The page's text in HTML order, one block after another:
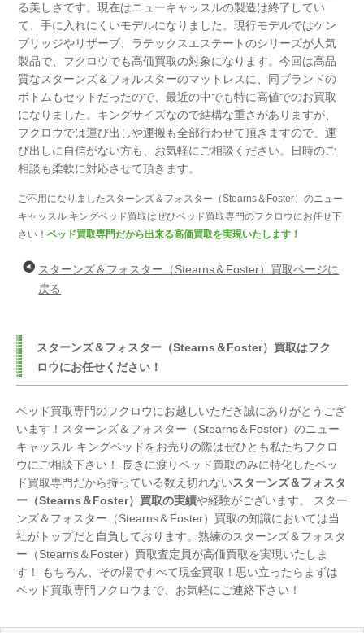
る美しさです。現在はニューキャッスルの製造は終了してい
て、手に入れにくいモデルになりました。現行モデルではケン
ブリッジやリザーブ、ラテックスエステートのシリーズが人気
製品で、 フクロウでも高価買取の対象になります。今回は高品
質なスターンズ＆フォルスターのマットレスに、同ブランドの
ボトムもセットだったので、最近の中でも特に高値でのお買取
になりました。 キングサイズなので結構な重さがありますが、
フクロウでは運び出しや運搬も全部行わせて頂きますので、運
び出しに自信がない方も、お気軽にご相談ください。 日時のご
相談も柔軟に対応させて頂きます。
ご不用になりましたスターンズ＆フォスター（Stearns＆Foster）のニュー
キャッスル キングベッド買取はぜひベッド買取専門のフクロウにお任せ下
さい！ベッド買取専門だから出来る高価買取を実現いたします！
スターンズ＆フォスター（Stearns＆Foster）買取ページに
戻る
スターンズ＆フォスター（Stearns＆Foster）買取はフク
ロウにお任せください！
ベッド買取専門のフクロウにお越しいただき誠にありがとうござ
います！スターンズ＆フォスター（Stearns＆Foster）のニュー
キャッスル キングベッドをお売りの際はぜひとも私たちフクロ
ウにご相談下さい！ 長きに渡りベッド買取のみに特化したベッ
ド買取専門だから持っている数え切れないスターンズ＆フォスタ
ー（Stearns＆Foster）買取の実績や経験がございます。 スター
ンズ＆フォスター（Stearns＆Foster）買取の知識においては当
社がトップだと自負しております。熟練のスターンズ＆フォスタ
ー（Stearns＆Foster）買取査定員が高価買取を実現いたしま
す！ もちろん、その場ですべて現金買取！思い立ったらまずは
ベッド買取専門フクロウまで、お気軽にご連絡下さい！